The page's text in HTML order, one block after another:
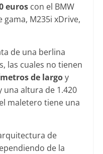
euroscon el BMW
gama, M235i xDrive,
de una berlina
las cuales no tienen
de largoy
una altura de 1.420
maletero tiene una
de
de la